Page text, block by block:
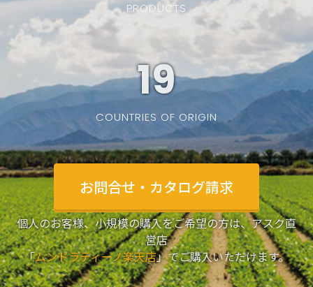
PRODUCTS
19
COUNTRIES OF ORIGIN
お問合せ・カタログ請求
個人のお客様、小規模の購入をご希望の方は、アスク直
営店
「ムンドラティーノ楽天店」でご購入いただけます。